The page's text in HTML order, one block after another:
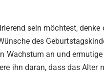
sein möchtest, denke
des
Wachstum an und
ihn daran, dass das Alter